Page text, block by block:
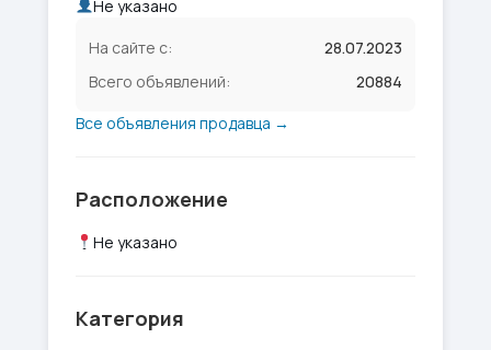
Не указано
На сайте с:
28.07.2023
Всего объявлений:
20884
Все объявления продавца →
Расположение
Не указано
Категория